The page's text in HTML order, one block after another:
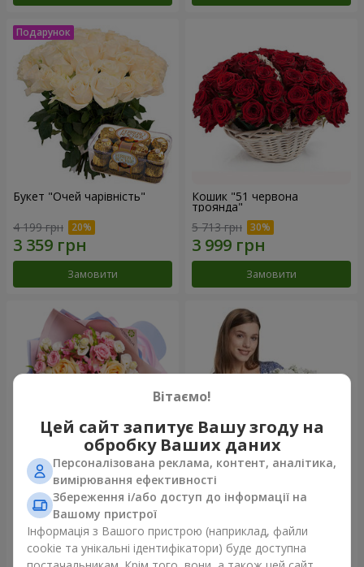
Букет "Очей чарівність"
4 199 грн
Замовити
Кошик "51 червона
троянда"
5 713 грн
Замовити
Букет "Казка мого життя"
2 554 грн
Замовити
Кошик "Янголятко"
Замовити
Вітаємо!
Цей сайт запитує Вашу згоду на
обробку Ваших даних
Персоналізована реклама, контент, аналітика,
вимірювання ефективності
Збереження і/або доступ до інформації на
Вашому пристрої
Інформація з Вашого пристрою (наприклад, файли
cookie та унікальні ідентифікатори) буде доступна